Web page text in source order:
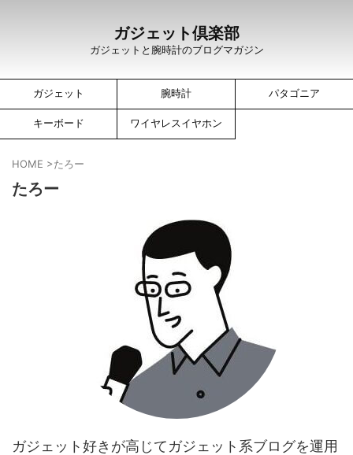
ガジェット倶楽部
ガジェットと腕時計のブログマガジン
ガジェット 腕時計 パタゴニア
キーボード ワイヤレスイヤホン
HOME >たろー
たろー
ガジェット好きが高じてガジェット系ブログを運用